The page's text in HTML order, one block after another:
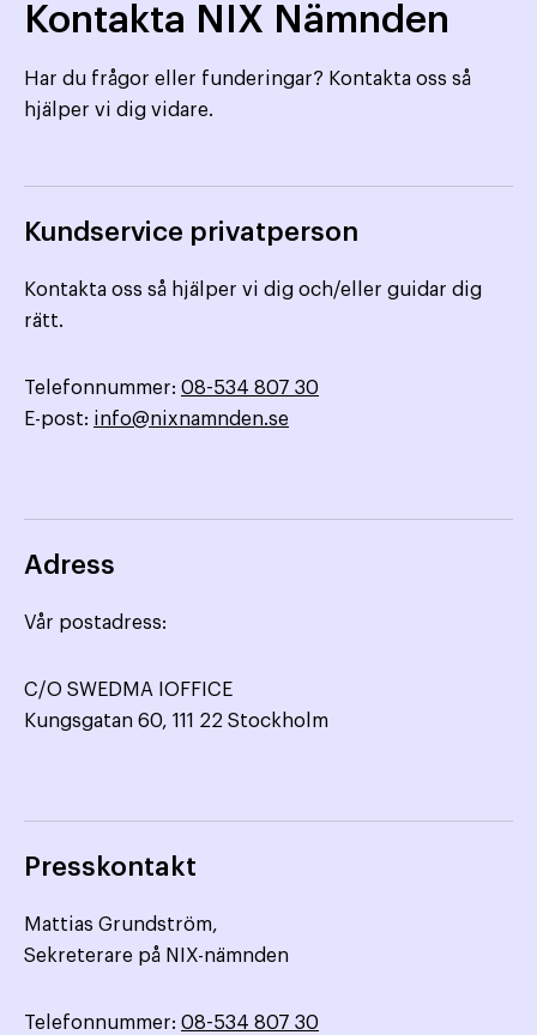
Kontakta NIX Nämnden
Har du frågor eller funderingar? Kontakta oss så
hjälper vi dig vidare.
Kundservice privatperson
Kontakta oss så hjälper vi dig och/eller guidar dig
rätt.
Telefonnummer: 08-534 807 30
E-post: info@nixnamnden.se
Adress
Vår postadress:
C/O SWEDMA IOFFICE
Kungsgatan 60, 111 22 Stockholm
Presskontakt
Mattias Grundström,
Sekreterare på NIX-nämnden
Telefonnummer: 08-534 807 30